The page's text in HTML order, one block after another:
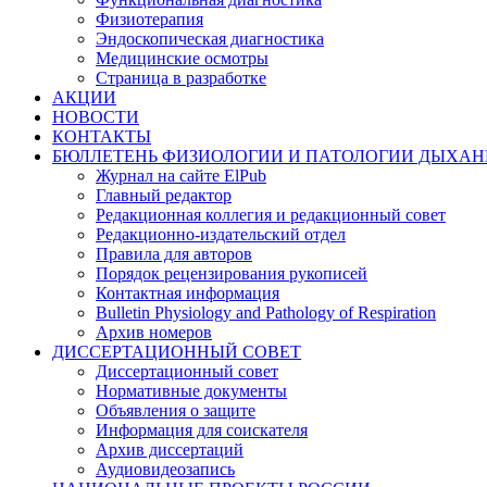
Физиотерапия
Эндоскопическая диагностика
Медицинские осмотры
Страница в разработке
АКЦИИ
НОВОСТИ
КОНТАКТЫ
БЮЛЛЕТЕНЬ ФИЗИОЛОГИИ И ПАТОЛОГИИ
Журнал на сайте ElPub
Главный редактор
Редакционная коллегия и редакционный совет
Редакционно-издательский отдел
Правила для авторов
Порядок рецензирования рукописей
Контактная информация
Bulletin Physiology and Pathology of Respiration
Архив номеров
ДИССЕРТАЦИОННЫЙ СОВЕТ
Диссертационный совет
Нормативные документы
Объявления о защите
Информация для соискателя
Архив диссертаций
Аудиовидеозапись